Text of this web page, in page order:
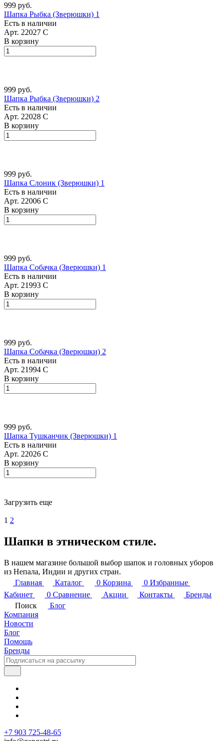
999 руб.
Шапка Рыбка (Зверюшки) 1
Есть в наличии
Арт. 22027 С
В корзину
999 руб.
Шапка Рыбка (Зверюшки) 2
Есть в наличии
Арт. 22028 С
В корзину
999 руб.
Шапка Слоник (Зверюшки) 1
Есть в наличии
Арт. 22006 С
В корзину
999 руб.
Шапка Собачка (Зверюшки) 1
Есть в наличии
Арт. 21993 С
В корзину
999 руб.
Шапка Собачка (Зверюшки) 2
Есть в наличии
Арт. 21994 С
В корзину
999 руб.
Шапка Тушканчик (Зверюшки) 1
Есть в наличии
Арт. 22026 С
В корзину
Загрузить еще
1 2
Шапки в этническом стиле.
В нашем магазине большой выбор шапок и головных уборов
из Непала, Индии и других стран.
Главная
Каталог 0 Корзина 0 Избранные
Кабинет
0 Сравнение Акции Контакты
Бренды
Поиск
Блог
Компания
Новости
Блог
Помощь
Бренды
+7 903 725-48-65